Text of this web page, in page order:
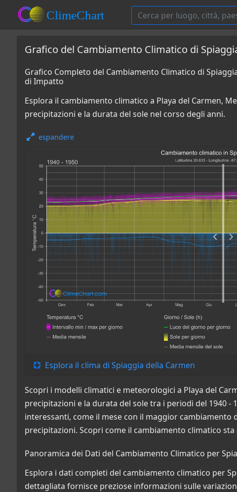
Grafico del Cambiamento Climatico di
Grafico Completo del Cambiamento Climatico di
di Impatto
Esplora il cambiamento climatico a Playa del Carmen,
precipitazioni e la durata del sole nel corso degli anni.
espandere
Esplora il clima di Spiaggia della Carmen
Scopri i modelli climatici e meteorologici a Playa del
precipitazioni e la durata del sole tra i periodi del 1940 -
interessanti, come il mese con il maggior
precipitazioni. Scopri come il cambiamento climatico
Panoramica dei Dati del Cambiamento Climatico per
Esplora i dati completi del cambiamento climatico per
dettagliata fornisce preziose informazioni sulle